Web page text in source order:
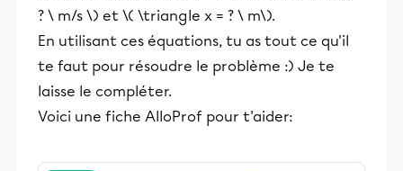
? \ m/s \) et \( \triangle x = ? \ m\).
En utilisant ces équations, tu as tout ce qu'il
te faut pour résoudre le problème :) Je te
laisse le compléter.
Voici une fiche AlloProf pour t'aider: